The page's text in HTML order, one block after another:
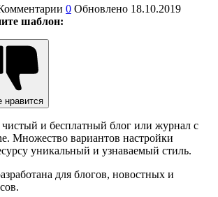
0 Обновлено 18.10.2019
шаблон:
нравится
чистый и бесплатный блог или журнал с
Множество вариантов настройки
уникальный и узнаваемый стиль.
для блогов, новостных и